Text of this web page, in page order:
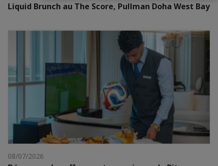
Liquid Brunch au The Score, Pullman Doha West Bay
08/07/2026